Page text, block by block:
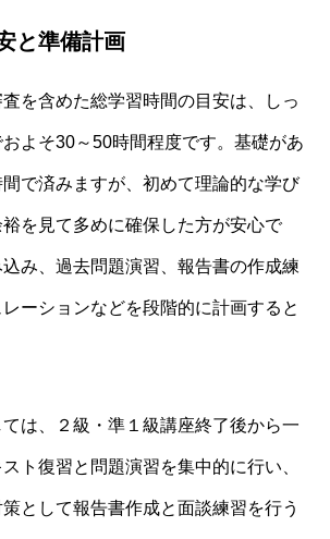
と準備計画
を含めた総学習時間の目安は、しっ
よそ30～50時間程度です。基礎があ
で済みますが、初めて理論的な学び
を見て多めに確保した方が安心で
み、過去問題演習、報告書の作成練
ーションなどを段階的に計画すると
は、２級・準１級講座終了後から一
ト復習と問題演習を集中的に行い、
として報告書作成と面談練習を行う